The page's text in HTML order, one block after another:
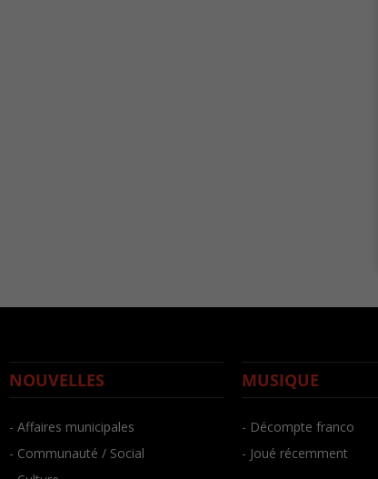
NOUVELLES
- Affaires municipales
- Communauté / Social
MUSIQUE
- Décompte franco
- Joué récemment